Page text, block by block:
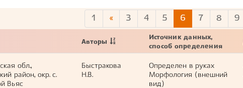
1 « 3 4 5 6 7 8 9
Авторы
Источник данных,
способ определения
обл.,
район, окр. с.
Вьяс
Быстракова
Н.В.
Определен в руках
Морфология (внешний
вид)